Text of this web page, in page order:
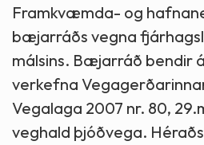
Framkvæmda- og
bæjarráðs vegna
málsins. Bæjarráð bendir
verkefna
Vegalaga 2007 nr. 80,
veghald þjóðvega.